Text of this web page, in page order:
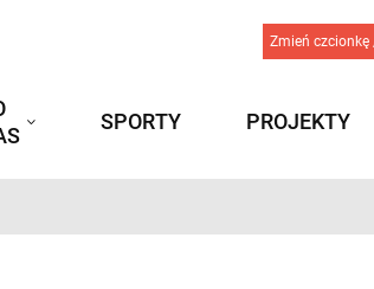
Zmień
SPORTY PROJEKTY